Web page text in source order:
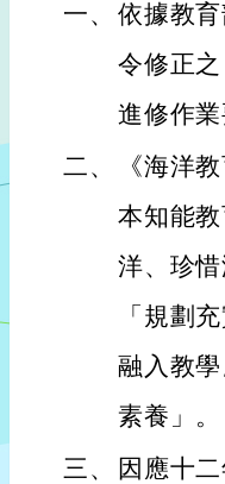
一、 依據教
令修正
進修作業
二、
《海洋
本知能
洋、珍
「規劃
融入教
素養」。
三、
因應十